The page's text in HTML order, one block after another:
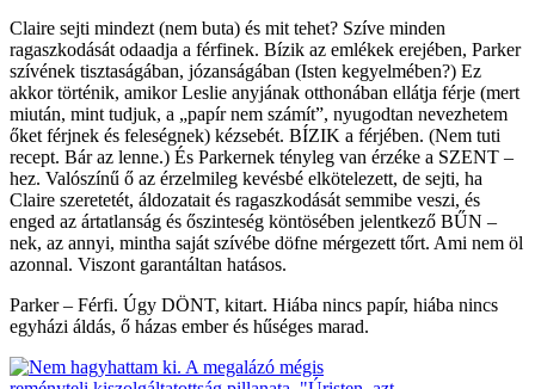
Claire sejti mindezt (nem buta) és mit tehet? Szíve minden
ragaszkodását odaadja a férfinek. Bízik az emlékek erejében, Parker
szívének tisztaságában, józanságában (Isten kegyelmében?) Ez
akkor történik, amikor Leslie anyjának otthonában ellátja férje (mert
miután, mint tudjuk, a „papír nem számít”, nyugodtan nevezhetem
őket férjnek és feleségnek) kézsebét. BÍZIK a férjében. (Nem tuti
recept. Bár az lenne.) És Parkernek tényleg van érzéke a SZENT –
hez. Valószínű ő az érzelmileg kevésbé elkötelezett, de sejti, ha
Claire szeretetét, áldozatait és ragaszkodását semmibe veszi, és
enged az ártatlanság és őszinteség köntösében jelentkező BŰN –
nek, az annyi, mintha saját szívébe döfne mérgezett tőrt. Ami nem öl
azonnal. Viszont garantáltan hatásos.
Parker – Férfi. Úgy DÖNT, kitart. Hiába nincs papír, hiába nincs
egyházi áldás, ő házas ember és hűséges marad.